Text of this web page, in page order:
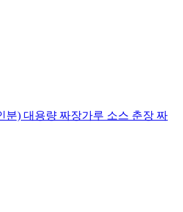
분) 대용량 짜장가루 소스 춘장 짜